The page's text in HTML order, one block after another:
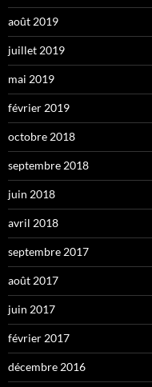
août 2019
juillet 2019
mai 2019
février 2019
octobre 2018
septembre 2018
juin 2018
avril 2018
septembre 2017
août 2017
juin 2017
février 2017
décembre 2016